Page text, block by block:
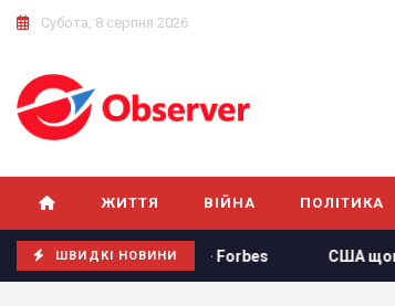
Субота, 8 серпня 2026
ЖИТТЯ ВІЙНА ПОЛІТИКА
ШВИДКІ НОВИНИ
- Forbes США щомісяця постачатимуть